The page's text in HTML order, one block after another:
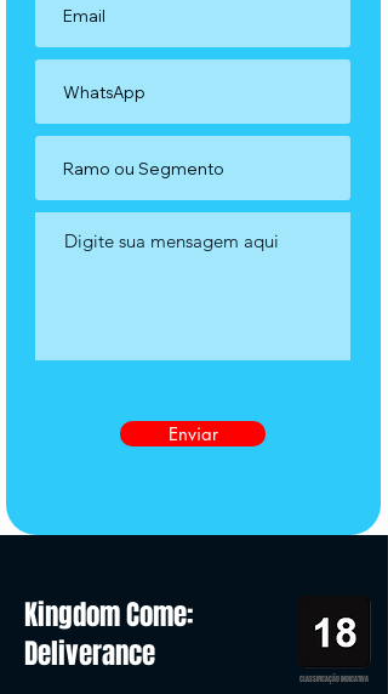
Enviar
Kingdom Come:
Deliverance
CLASSIFICAÇÃO INDICATIVA